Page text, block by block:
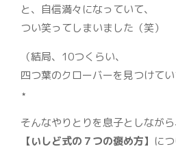
と、自信満々になっていて、
つい笑ってしまいました（笑）
（結局、10つくらい、
四つ葉のクローバーを見つけてい
⋆
そんなやりとりを息子としながら
【いしど式の７つの褒め方】 につ